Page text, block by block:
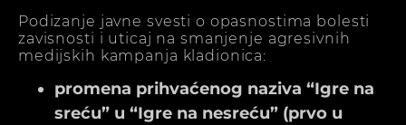
Podizanje javne svesti o opasnostima bolesti
zavisnosti i uticaj na smanjenje agresivnih
medijskih kampanja kladionica:
promena prihvaćenog naziva “Igre na
sreću” u “Igre na nesreću” (prvo u